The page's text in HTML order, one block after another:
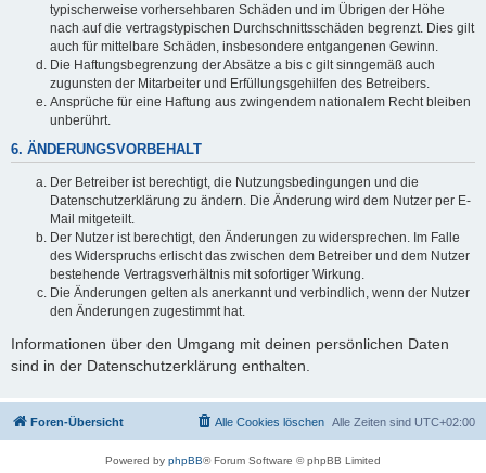
typischerweise vorhersehbaren Schäden und im Übrigen der Höhe
nach auf die vertragstypischen Durchschnittsschäden begrenzt. Dies gilt
auch für mittelbare Schäden, insbesondere entgangenen Gewinn.
Die Haftungsbegrenzung der Absätze a bis c gilt sinngemäß auch
zugunsten der Mitarbeiter und Erfüllungsgehilfen des Betreibers.
Ansprüche für eine Haftung aus zwingendem nationalem Recht bleiben
unberührt.
6. ÄNDERUNGSVORBEHALT
Der Betreiber ist berechtigt, die Nutzungsbedingungen und die
Datenschutzerklärung zu ändern. Die Änderung wird dem Nutzer per E-
Mail mitgeteilt.
Der Nutzer ist berechtigt, den Änderungen zu widersprechen. Im Falle
des Widerspruchs erlischt das zwischen dem Betreiber und dem Nutzer
bestehende Vertragsverhältnis mit sofortiger Wirkung.
Die Änderungen gelten als anerkannt und verbindlich, wenn der Nutzer
den Änderungen zugestimmt hat.
Informationen über den Umgang mit deinen persönlichen Daten
sind in der Datenschutzerklärung enthalten.
Foren-Übersicht Alle Zeiten sind UTC+02:00
Alle Cookies löschen
Powered by phpBB® Forum Software © phpBB Limited